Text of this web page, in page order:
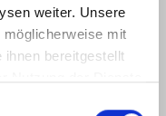
weiter. Unsere
mit
bereitgestellt